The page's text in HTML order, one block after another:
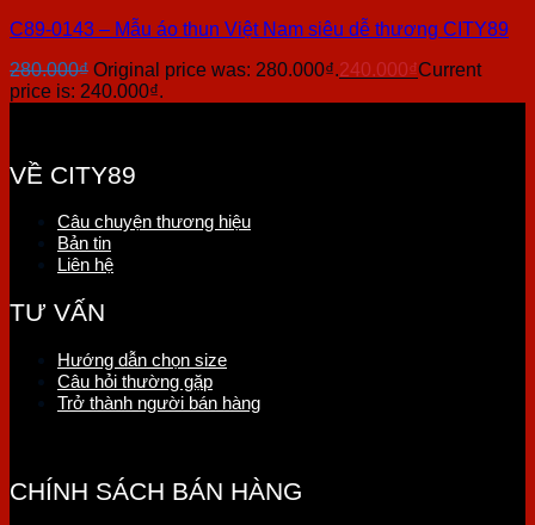
C89-0143 – Mẫu áo thun Việt Nam siêu dễ thương CITY89
280.000₫ Original price was: 280.000₫.240.000₫Current
price is: 240.000₫.
VỀ CITY89
Câu chuyện thương hiệu
Bản tin
Liên hệ
TƯ VẤN
Hướng dẫn chọn size
Câu hỏi thường gặp
Trở thành người bán hàng
CHÍNH SÁCH BÁN HÀNG